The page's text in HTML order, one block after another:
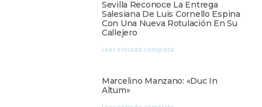
Sevilla Reconoce La Entrega
Salesiana De Luis Cornello Espina
Con Una Nueva Rotulación En Su
Callejero
Leer entrada completa
Marcelino Manzano: «Duc In
Altum»